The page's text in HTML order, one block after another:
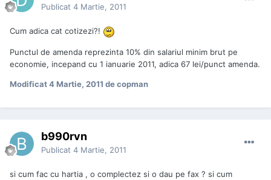
Publicat 4 Martie, 2011
Cum adica cat cotizezi?!
Punctul de amenda reprezinta 10% din salariul minim brut pe
economie, incepand cu 1 ianuarie 2011, adica 67 lei/punct amenda.
Modificat4 Martie, 2011 de copman
b990rvn
Publicat 4 Martie, 2011
si cum fac cu hartia , o complectez si o dau pe fax ? si cum